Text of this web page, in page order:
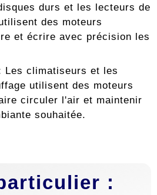
durs et les lecteurs de
des moteurs
et écrire avec précision les
Les climatiseurs et les
utilisent des moteurs
circuler l'air et maintenir
souhaitée.
: